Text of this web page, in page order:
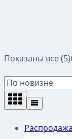
Показаны все (5)